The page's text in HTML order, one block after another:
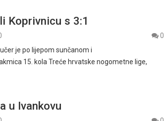
Koprivnicu s 3:1
0
je po lijepom sunčanom i
15. kola Treće hrvatske nogometne lige,
u Ivankovu